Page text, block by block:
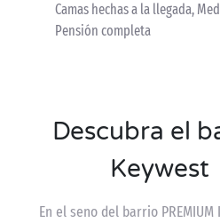
Camas hechas a la llegada,
Pensión completa
Descubra el
Keywest
En el seno del barrio PREMIUM